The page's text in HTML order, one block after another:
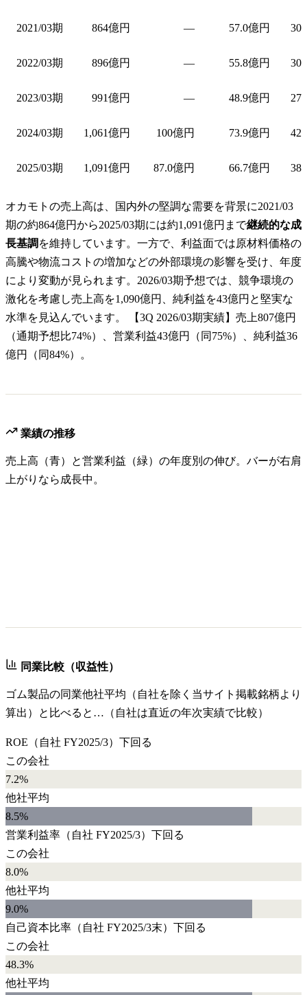
2021/03期 864億円 — 57.0億円
2022/03期 896億円 — 55.8億円
2023/03期 991億円 — 48.9億円
2024/03期 1,061億円 100億円 73.9億円
2025/03期 1,091億円 87.0億円 66.7億円
オカモトの売上高は、国内外の堅調な需要を背景に2021/03
期の約864億円から2025/03期には約1,091億円まで継続的な成
長基調 を維持しています。一方で、利益面では原材料価格の
高騰や物流コストの増加などの外部環境の影響を受け、年度
により変動が見られます。2026/03期予想では、競争環境の
激化を考慮し売上高を1,090億円、純利益を43億円と堅実な
水準を見込んでいます。 【3Q 2026/03期実績】売上807億円
（通期予想比74%）、営業利益43億円（同75%）、純利益36
億円（同84%）。
業績の推移
売上高（青）と営業利益（緑）の年度別の伸び。バーが右肩
上がりなら成長中。
同業比較（収益性）
ゴム製品の同業他社平均（自社を除く当サイト掲載銘柄より
算出）と比べると…（自社は直近の年次実績で比較）
ROE （自社 FY2025/3） 下回る
この会社
7.2%
他社平均
8.5%
営業利益率 （自社 FY2025/3） 下回る
この会社
8.0%
他社平均
9.0%
自己資本比率 （自社 FY2025/3末） 下回る
この会社
48.3%
他社平均